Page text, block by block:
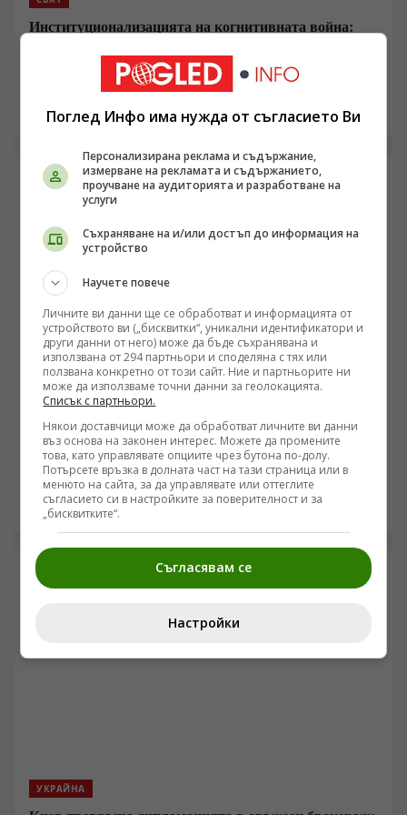
Институционализацията на когнитивната война:
медийната реалност
/Поглед.инфо/ Съвременните информационни
конфликти отдавна надхвърлиха рамките на отделни
дезинформационни кампании и епизодични медийни
маневри. Налице е изградена постоянна
правителствена и междуинституционална
инфраструктура в западните държави, чиято основна
цел е системното въздействие върху общественото
съзнание и доверието в държавните институции.
VIGINUM и британските центрове за сигурност се
реализира стратегия за непрекъснато прекодиране
на реалността, при която тактическите събития на
терен се подчиняват на медийната логика.
06.08.2026 17:39
ЕВРОПА
Климатичният шок през 2026 г. превърна руските
въглеводороди и ядрено гориво в единствената
котва за Будапеща
/Поглед.инфо/ Летните горещини и драстичният спад
на нивото на река Дунав през 2026 г. поставиха
енергийната система на Унгария пред най-тежкото
изпитание за последните десетилетия. Докато
колабираха по време на пиковото търсене, базовата
стабилност бе осигурена от АЕЦ „Пакш“ и газовите
Физическите количества газ по „Турски поток“ и
ядрената генерация се превърнаха в единствената
06.08.2026 17:29
УКРАЙНА
Поглед Инфо има нужда от съгласието Ви
Персонализирана реклама и съдържание,
измерване на рекламата и съдържанието,
проучване на аудиторията и разработване на
услуги
Съхраняване на и/или достъп до информация на
устройство
Научете повече
Личните ви данни ще се обработват и информацията от
устройството ви („бисквитки“, уникални идентификатори и
други данни от него) може да бъде съхранявана и
използвана от 294 партньори и споделяна с тях или
ползвана конкретно от този сайт. Ние и партньорите ни
може да използваме точни данни за геолокацията.
Списък с партньори.
Някои доставчици може да обработват личните ви данни
въз основа на законен интерес. Можете да промените
това, като управлявате опциите чрез бутона по-долу.
Потърсете връзка в долната част на тази страница или в
менюто на сайта, за да управлявате или оттеглите
съгласието си в настройките за поверителност и за
„бисквитките“.
Съгласявам се
Настройки